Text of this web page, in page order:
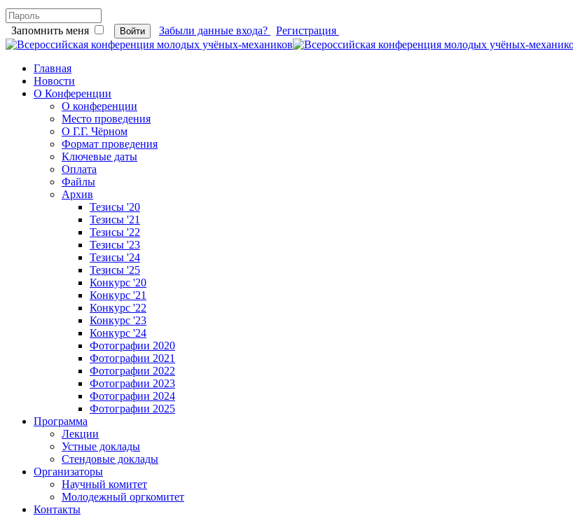
Запомнить меня Войти Забыли данные входа? Регистрация
Главная
Новости
О Конференции
О конференции
Место проведения
О Г.Г. Чёрном
Формат проведения
Ключевые даты
Оплата
Файлы
Архив
Тезисы '20
Тезисы '21
Тезисы '22
Тезисы '23
Тезисы '24
Тезисы '25
Конкурс '20
Конкурс '21
Конкурс '22
Конкурс '23
Конкурс '24
Фотографии 2020
Фотографии 2021
Фотографии 2022
Фотографии 2023
Фотографии 2024
Фотографии 2025
Программа
Лекции
Устные доклады
Стендовые доклады
Организаторы
Научный комитет
Молодежный оргкомитет
Контакты